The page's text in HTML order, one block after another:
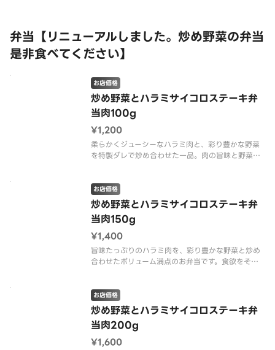
弁当【リニューアルしました。炒め野菜の弁当
是非食べてください】
炒め野菜とハラミサイコロステーキ弁
当肉100g
お店価格
¥1,200
柔らかくジューシーなハラミ肉と、彩り豊かな野菜
を特製ダレで炒め合わせた一品。肉の旨味と野菜の
炒め野菜とハラミサイコロステーキ弁
当肉150g
お店価格
¥1,400
旨味たっぷりのハラミ肉を、彩り豊かな野菜と炒め
合わせたボリューム満点のお弁当です。食欲をそそ
炒め野菜とハラミサイコロステーキ弁
当肉200g
お店価格
¥1,600